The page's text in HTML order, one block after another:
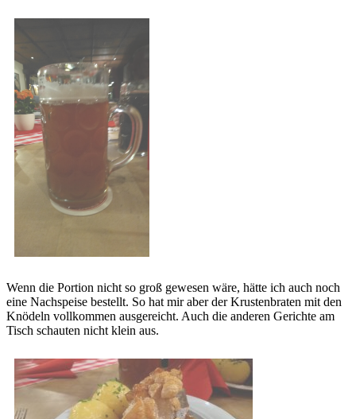
Wenn die Portion nicht so groß gewesen wäre, hätte ich auch noch
eine Nachspeise bestellt. So hat mir aber der Krustenbraten mit den
Knödeln vollkommen ausgereicht. Auch die anderen Gerichte am
Tisch schauten nicht klein aus.